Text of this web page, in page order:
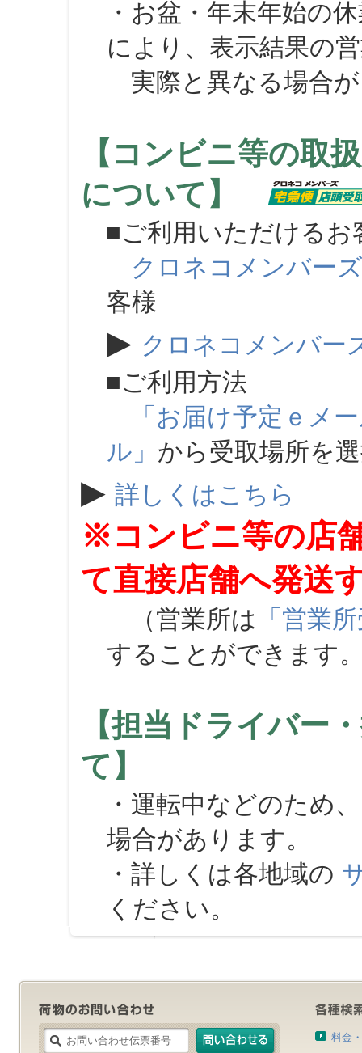
・お盆・年末年始の
により、表示結果の
実際と異なる場合が
【コンビニ等の取
について】
■ご利用いただけるお
クロネコメンバーズ
客様
▶ クロネコメンバー
■ご利用方法
「お届け予定ｅメ
ル」 から受取場所を
▶ 詳しくはこちら
※コンビニ等の店
て直接店舗へ発送
（営業所は 「営業
することができます
【担当ドライバー
て】
・運転中などのため
場合があります。
・詳しくは各地域の
ください。
料金